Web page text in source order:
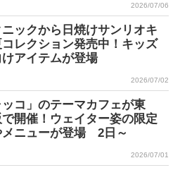
2026/07/06
ニックから日焼けサンリオキ
コレクション発売中！キッズ
アイテムが登場
2026/07/02
ッコ」のテーマカフェが東
開催！ウェイター姿の限定
メニューが登場 2日～
2026/07/01